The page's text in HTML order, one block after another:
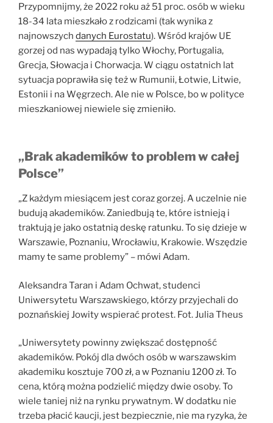
Przypomnijmy, że 2022 roku aż 51 proc. osób w wieku
18-34 lata mieszkało z rodzicami (tak wynika z
najnowszych danych Eurostatu). Wśród krajów UE
gorzej od nas wypadają tylko Włochy, Portugalia,
Grecja, Słowacja i Chorwacja. W ciągu ostatnich lat
sytuacja poprawiła się też w Rumunii, Łotwie, Litwie,
Estonii i na Węgrzech. Ale nie w Polsce, bo w polityce
mieszkaniowej niewiele się zmieniło.
„Brak akademików to problem w całej
Polsce”
„Z każdym miesiącem jest coraz gorzej. A uczelnie nie
budują akademików. Zaniedbują te, które istnieją i
traktują je jako ostatnią deskę ratunku. To się dzieje w
Warszawie, Poznaniu, Wrocławiu, Krakowie. Wszędzie
mamy te same problemy” – mówi Adam.
Aleksandra Taran i Adam Ochwat, studenci
Uniwersytetu Warszawskiego, którzy przyjechali do
poznańskiej Jowity wspierać protest. Fot. Julia Theus
„Uniwersytety powinny zwiększać dostępność
akademików. Pokój dla dwóch osób w warszawskim
akademiku kosztuje 700 zł, a w Poznaniu 1200 zł. To
cena, którą można podzielić między dwie osoby. To
wiele taniej niż na rynku prywatnym. W dodatku nie
trzeba płacić kaucji, jest bezpiecznie, nie ma ryzyka, że